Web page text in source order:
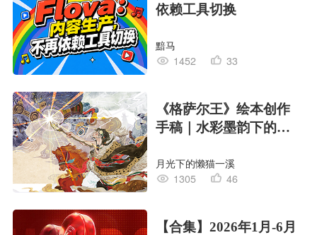
依赖工具切换
黯马
1452
33
《格萨尔王》绘本创作
手稿｜水彩墨韵下的史
月光下的懒猫一溪
1305
46
【合集】2026年1月-6月